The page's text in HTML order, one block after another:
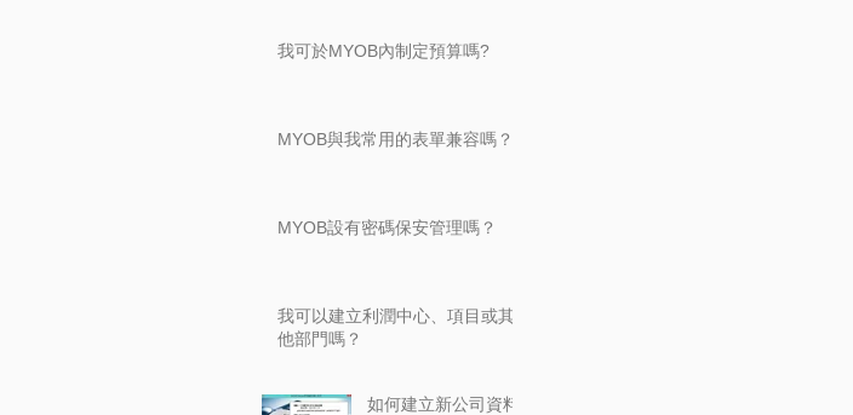
我可於MYOB內制定預算嗎?
MYOB與我常用的表單兼容嗎？
MYOB設有密碼保安管理嗎？
我可以建立利潤中心、項目或其
他部門嗎？
如何建立新公司資料